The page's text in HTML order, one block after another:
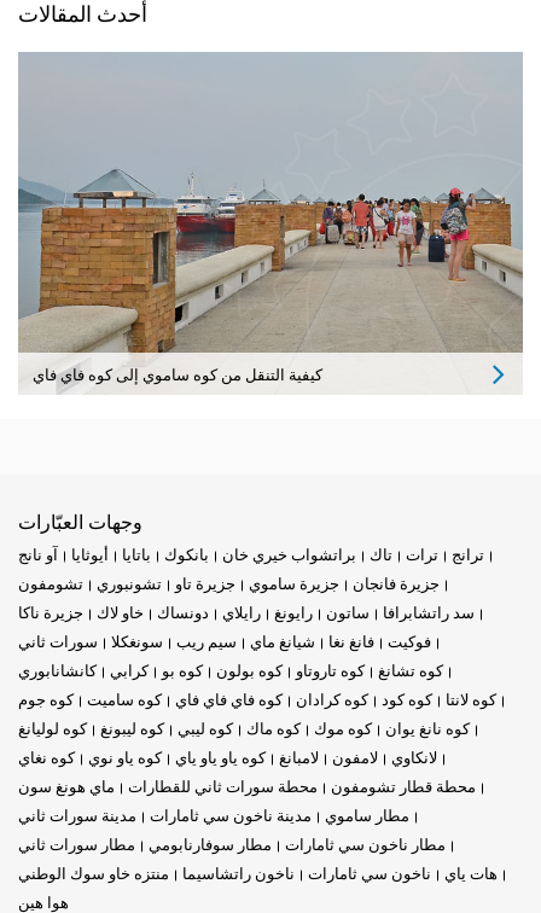
أحدث المقالات
كيفية التنقل من كوه ساموي إلى كوه فاي فاي
وجهات العبّارات
آو نانج أيوثايا باتايا بانكوك براتشواب خيري خان تاك ترات
ترانج
تشومفون
تشونبوري جزيرة تاو جزيرة ساموي
جزيرة فانجان
جزيرة ناكا
خاو لاك دونساك رايلاي رايونغ ساتون
سد راتشابرافا
سورات ثاني
سونغكلا سيم ريب شيانغ ماي فانغ نغا
فوكيت
كانشانابوري
كرابي كوه بو كوه بولون كوه تاروتاو
كوه تشانغ
كوه جوم
كوه ساميت كوه فاي فاي فاي كوه كرادان كوه كود
كوه لانتا
كوه لوليانغ
كوه ليبونغ كوه ليبي كوه ماك كوه موك
كوه نانغ يوان
كوه نغاي
كوه ياو نوي كوه ياو ياو ياي لامبانغ لامفون
لانكاوي
ماي هونغ سون
محطة سورات ثاني للقطارات
محطة قطار تشومفون
مدينة سورات ثاني
مدينة ناخون سي ثامارات
مطار ساموي
مطار سورات ثاني
مطار سوفارنابومي
مطار ناخون سي ثامارات
منتزه خاو سوك الوطني
ناخون راتشاسيما ناخون سي ثامارات
هات ياي
هوا هين